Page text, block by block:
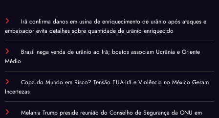
Irã confirma danos em usina de enriquecimento de urânio após ataques e
embaixador evita detalhes sobre quantidade de urânio enriquecido
Brasil nega venda de urânio ao Irã; boatos associam Ucrânia e Oriente
Médio
Copa do Mundo em Risco? Tensão EUA-Irã e Violência no México Geram
Incertezas
Melania Trump preside reunião do Conselho de Segurança da ONU em